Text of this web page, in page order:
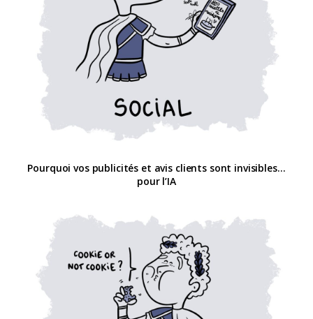
Pourquoi vos publicités et avis clients sont invisibles…
pour l’IA